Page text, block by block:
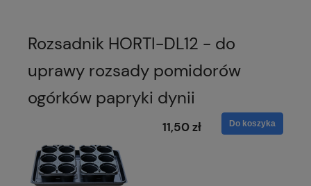
Rozsadnik HORTI-DL12 - do
uprawy rozsady pomidorów
ogórków papryki dynii
11,50 zł Do koszyka